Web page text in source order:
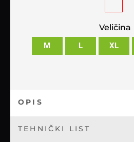
Veličina
M L XL
OPIS
TEHNIČKI LIST